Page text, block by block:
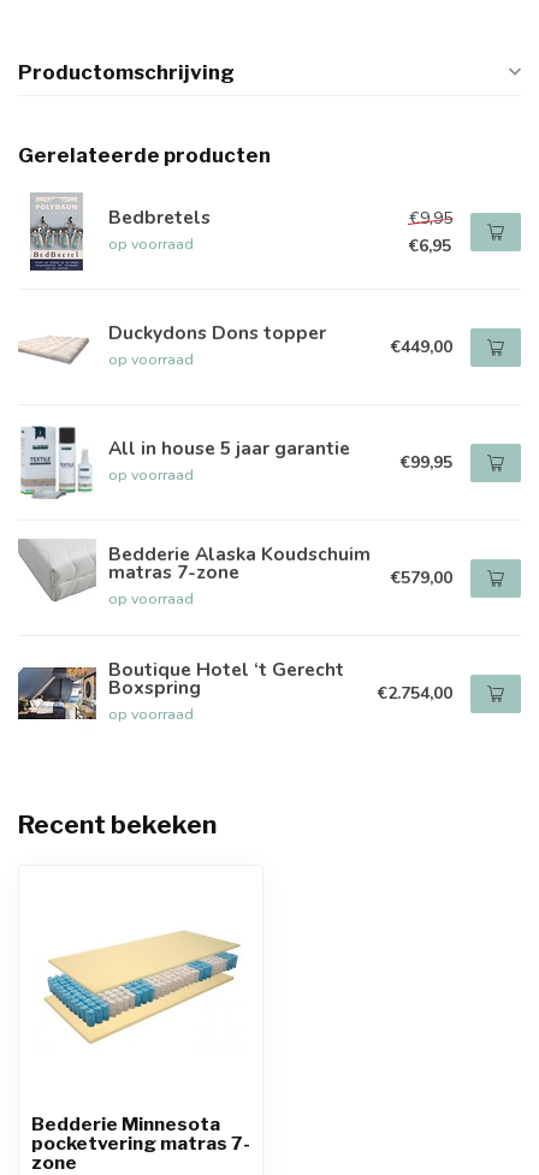
Productomschrijving
Gerelateerde producten
Bedbretels
op voorraad
€9,95
€6,95
Duckydons Dons topper
op voorraad €449,00
All in house 5 jaar garantie
op voorraad €99,95
Bedderie Alaska Koudschuim
matras 7-zone
op voorraad
€579,00
Boutique Hotel ‘t Gerecht
Boxspring
op voorraad
€2.754,00
Recent bekeken
Bedderie Minnesota
pocketvering matras 7-
zone